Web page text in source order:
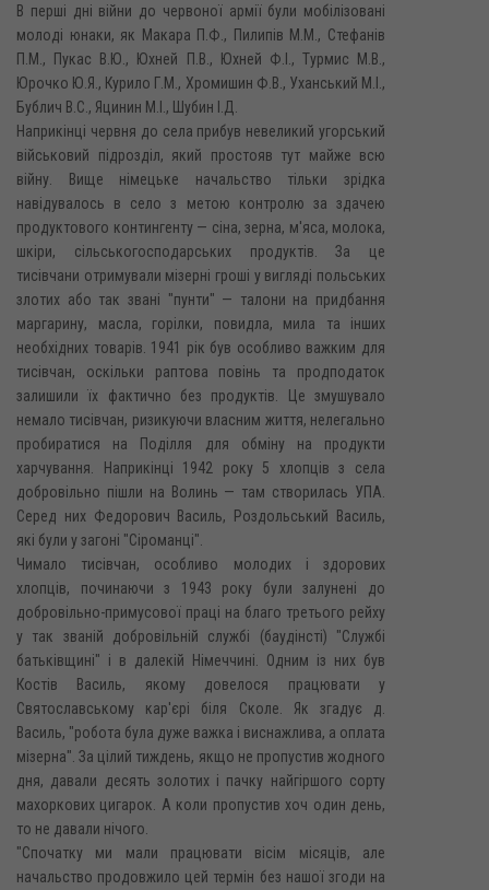
В перші дні війни до червоної армії були мобілізовані
молоді юнаки, як Макара П.Ф., Пилипів М.М., Стефанів
П.М., Пукас В.Ю., Юхней П.В., Юхней Ф.І., Турмис М.В.,
Юрочко Ю.Я., Курило Г.М., Хромишин Ф.В., Уханський М.І.,
Бублич B.C., Яцинин М.І., Шубин І.Д.
Наприкінці червня до села прибув невеликий угорський
військовий підрозділ, який простояв тут майже всю
війну. Вище німецьке начальство тільки зрідка
навідувалось в село з метою контролю за здачею
продуктового контингенту — сіна, зерна, м'яса, молока,
шкіри, сільськогосподарських продуктів. За це
тисівчани отримували мізерні гроші у вигляді польських
злотих або так звані "пунти" — талони на придбання
маргарину, масла, горілки, повидла, мила та інших
необхідних товарів. 1941 рік був особливо важким для
тисівчан, оскільки раптова повінь та продподаток
залишили їх фактично без продуктів. Це змушувало
немало тисівчан, ризикуючи власним життя, нелегально
пробиратися на Поділля для обміну на продукти
харчування. Наприкінці 1942 року 5 хлопців з села
добровільно пішли на Волинь — там створилась УПА.
Серед них Федорович Василь, Роздольський Василь,
які були у загоні "Сіроманці".
Чимало тисівчан, особливо молодих і здорових
хлопців, починаючи з 1943 року були залунені до
добровільно-примусової праці на благо третього рейху
у так званій добровільній службі (баудінсті) "Службі
батьківщині" і в далекій Німеччині. Одним із них був
Костів Василь, якому довелося працювати у
Святославському кар'єрі біля Сколе. Як згадує д.
Василь, "робота була дуже важка і виснажлива, а оплата
мізерна". За цілий тиждень, якщо не пропустив жодного
дня, давали десять золотих і пачку найгіршого сорту
махоркових цигарок. А коли пропустив хоч один день,
то не давали нічого.
"Спочатку ми мали працювати вісім місяців, але
начальство продовжило цей термін без нашої згоди на